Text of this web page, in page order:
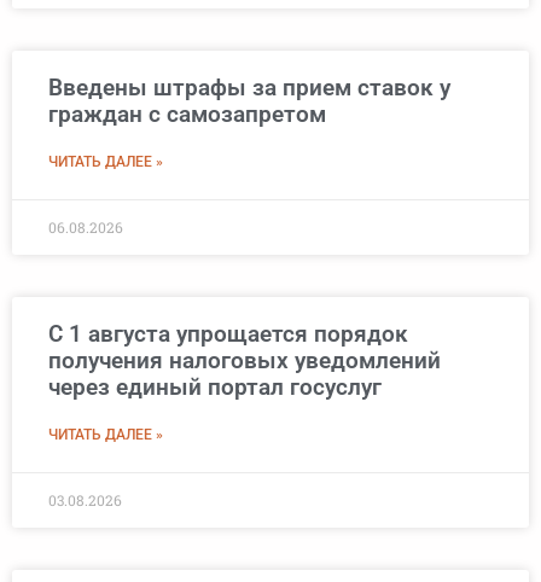
Введены штрафы за прием ставок у
граждан с самозапретом
ЧИТАТЬ ДАЛЕЕ »
06.08.2026
С 1 августа упрощается порядок
получения налоговых уведомлений
через единый портал госуслуг
ЧИТАТЬ ДАЛЕЕ »
03.08.2026